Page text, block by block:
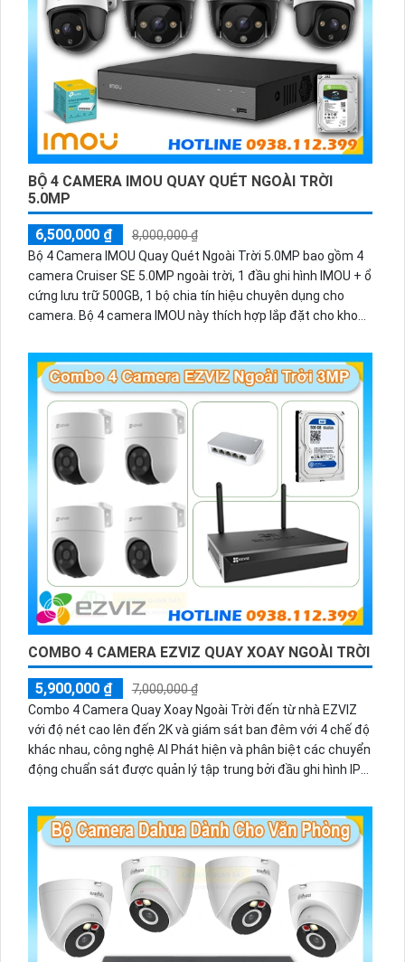
camera cung cấp âm thanh và loa rõ ràng, phù hợp với
nhiều môi trường, đặc biệt là xưởng sản xuất.
BỘ 4 CAMERA IMOU QUAY QUÉT NGOÀI TRỜI
5.0MP
6,500,000 ₫
8,000,000 ₫
Bộ 4 Camera IMOU Quay Quét Ngoài Trời 5.0MP bao gồm 4
camera Cruiser SE 5.0MP ngoài trời, 1 đầu ghi hình IMOU + ổ
cứng lưu trữ 500GB, 1 bộ chia tín hiệu chuyên dụng cho
camera. Bộ 4 camera IMOU này thích hợp lắp đặt cho kho
trời.
COMBO 4 CAMERA EZVIZ QUAY XOAY NGOÀI TRỜI
5,900,000 ₫
7,000,000 ₫
Combo 4 Camera Quay Xoay Ngoài Trời đến từ nhà EZVIZ
với độ nét cao lên đến 2K và giám sát ban đêm với 4 chế độ
khác nhau, công nghệ AI Phát hiện và phân biệt các chuyển
động chuẩn sát được quản lý tập trung bởi đầu ghi hình IP